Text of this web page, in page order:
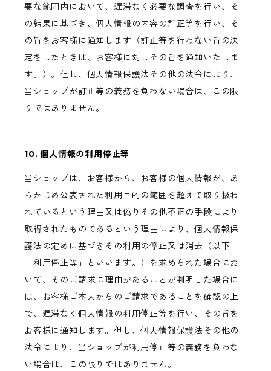
要な範囲内において、遅滞なく必要な調査を行い、そ
の結果に基づき、個人情報の内容の訂正等を行い、そ
の旨をお客様に通知します（訂正等を行わない旨の決
定をしたときは、お客様に対しその旨を通知いたしま
す。）。但し、個人情報保護法その他の法令により、
当ショップが訂正等の義務を負わない場合は、この限
りではありません。
10. 個人情報の利用停止等
当ショップは、お客様から、お客様の個人情報が、あ
らかじめ公表された利用目的の範囲を超えて取り扱わ
れているという理由又は偽りその他不正の手段により
取得されたものであるという理由により、個人情報保
護法の定めに基づきその利用の停止又は消去（以下
「利用停止等」といいます。）を求められた場合にお
いて、そのご請求に理由があることが判明した場合に
は、お客様ご本人からのご請求であることを確認の上
で、遅滞なく個人情報の利用停止等を行い、その旨を
お客様に通知します。但し、個人情報保護法その他の
法令により、当ショップが利用停止等の義務を負わな
い場合は、この限りではありません。